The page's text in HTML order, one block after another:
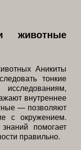
животные
Аникиты
тонкие
внутреннее
— позволяют
с окружением.
помогает
правильно.